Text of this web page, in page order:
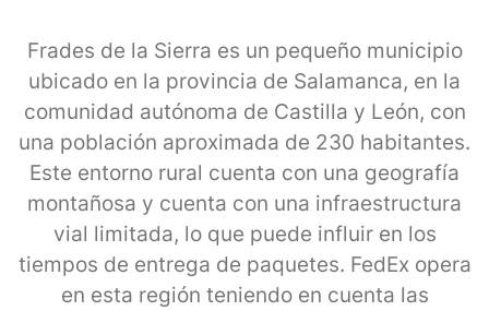
Frades de la Sierra es un pequeño municipio
ubicado en la provincia de Salamanca, en la
comunidad autónoma de Castilla y León, con
una población aproximada de 230 habitantes.
Este entorno rural cuenta con una geografía
montañosa y cuenta con una infraestructura
vial limitada, lo que puede influir en los
tiempos de entrega de paquetes. FedEx opera
en esta región teniendo en cuenta las